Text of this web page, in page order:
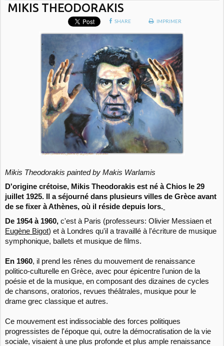
MIKIS THEODORAKIS
SHARE IMPRIMER
Mikis Theodorakis painted by Makis Warlamis
D'origine crétoise, Mikis Theodorakis est né à Chios le 29
juillet 1925. Il a séjourné dans plusieurs villes de Grèceavant
de se fixer à Athènes, où il réside depuis lors.
De 1954 à 1960, c'est à Paris (professeurs: Olivier Messiaen et
Eugène Bigot) et à Londres qu'il a travaillé à l'écriture de musique
symphonique, ballets et musique de films.
En 1960, il prend les rênes du mouvement de renaissance
politico-culturelle en Grèce, avec pour épicentre l'union de la
poésie et de la musique, en composant des dizaines de cycles
de chansons, oratorios, revues théâtrales, musique pour le
drame grec classique et autres.
Ce mouvement est indissociable des forces politiques
progressistes de l'époque qui, outre la démocratisation de la vie
sociale, visaient à une plus profonde et plus ample renaissance